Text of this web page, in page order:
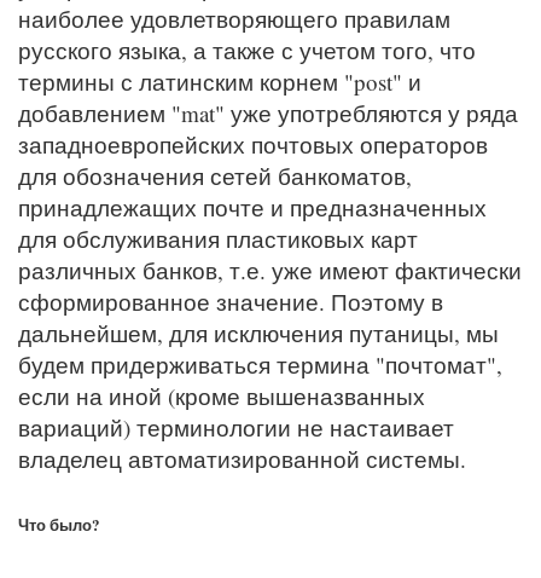
наиболее удовлетворяющего правилам
русского языка, а также с учетом того, что
термины с латинским корнем "post" и
добавлением "mat" уже употребляются у ряда
западноевропейских почтовых операторов
для обозначения сетей банкоматов,
принадлежащих почте и предназначенных
для обслуживания пластиковых карт
различных банков, т.е. уже имеют фактически
сформированное значение. Поэтому в
дальнейшем, для исключения путаницы, мы
будем придерживаться термина "почтомат",
если на иной (кроме вышеназванных
вариаций) терминологии не настаивает
владелец автоматизированной системы.
Что было?